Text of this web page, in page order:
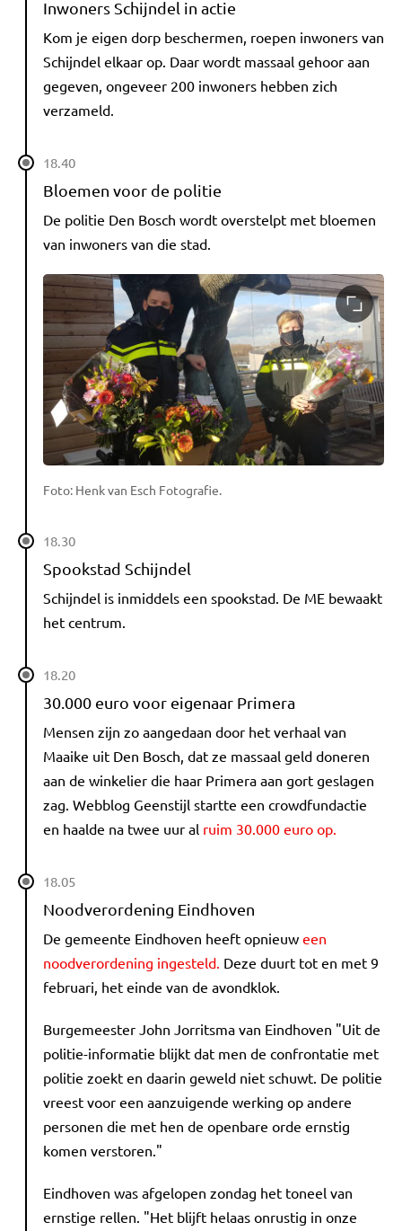
Inwoners Schijndel in actie
Kom je eigen dorp beschermen, roepen inwoners van
Schijndel elkaar op. Daar wordt massaal gehoor aan
gegeven, ongeveer 200 inwoners hebben zich
verzameld.
18.40
Bloemen voor de politie
De politie Den Bosch wordt overstelpt met bloemen
van inwoners van die stad.
Foto: Henk van Esch Fotografie.
18.30
Spookstad Schijndel
Schijndel is inmiddels een spookstad. De ME bewaakt
het centrum.
18.20
30.000 euro voor eigenaar Primera
Mensen zijn zo aangedaan door het verhaal van
Maaike uit Den Bosch, dat ze massaal geld doneren
aan de winkelier die haar Primera aan gort geslagen
zag. Webblog Geenstijl startte een crowdfundactie
en haalde na twee uur al ruim 30.000 euro op.
18.05
Noodverordening Eindhoven
De gemeente Eindhoven heeft opnieuw een
noodverordening ingesteld. Deze duurt tot en met 9
februari, het einde van de avondklok.
Burgemeester John Jorritsma van Eindhoven "Uit de
politie-informatie blijkt dat men de confrontatie met
politie zoekt en daarin geweld niet schuwt. De politie
vreest voor een aanzuigende werking op andere
personen die met hen de openbare orde ernstig
komen verstoren."
Eindhoven was afgelopen zondag het toneel van
ernstige rellen. "Het blijft helaas onrustig in onze